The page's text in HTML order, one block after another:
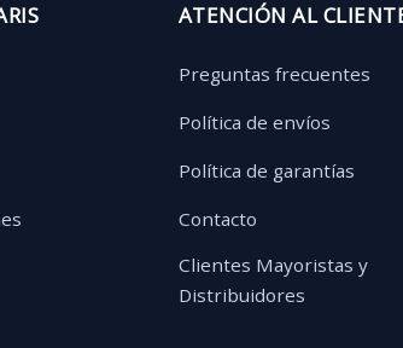
ATENCIÓN AL
Preguntas frecuentes
Política de envíos
Política de garantías
Contacto
Clientes Mayoristas y
Distribuidores